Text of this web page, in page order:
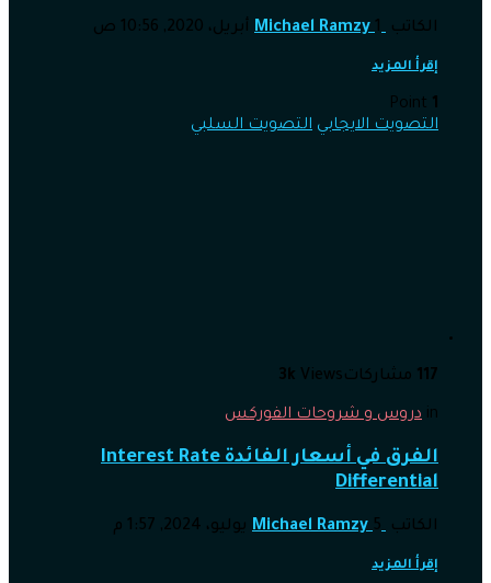
الكاتب Michael Ramzy 1 أبريل، 2020, 10:56 ص
إقرأ المزيد
1
التصويت الايجابي التصويت السلبي
117 مشاركات 3k Views
in دروس و شروحات الفوركس
الفرق في أسعار الفائدة Interest Rate
Differential
الكاتب Michael Ramzy 5 يوليو، 2024, 1:57 م
إقرأ المزيد